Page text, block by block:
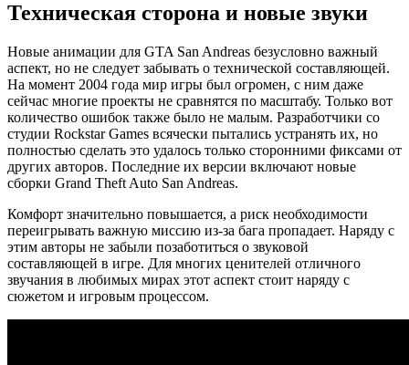
Техническая сторона и новые звуки
Новые анимации для GTA San Andreas безусловно важный
аспект, но не следует забывать о технической составляющей.
На момент 2004 года мир игры был огромен, с ним даже
сейчас многие проекты не сравнятся по масштабу. Только вот
количество ошибок также было не малым. Разработчики со
студии Rockstar Games всячески пытались устранять их, но
полностью сделать это удалось только сторонними фиксами от
других авторов. Последние их версии включают новые
сборки Grand Theft Auto San Andreas.
Комфорт значительно повышается, а риск необходимости
переигрывать важную миссию из-за бага пропадает. Наряду с
этим авторы не забыли позаботиться о звуковой
составляющей в игре. Для многих ценителей отличного
звучания в любимых мирах этот аспект стоит наряду с
сюжетом и игровым процессом.